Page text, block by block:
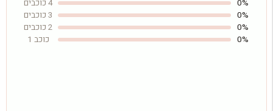
0%
4 כוכבים
0%
3 כוכבים
0%
2 כוכבים
0%
כוכב 1